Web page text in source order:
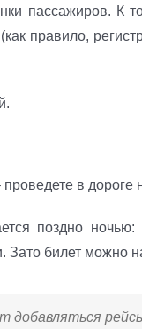
пассажиров. К
правило,
в
поздно
Зато билет можно
добавляться